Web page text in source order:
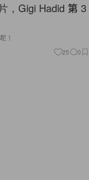
，Gigi Hadid 第 3
！
25 0